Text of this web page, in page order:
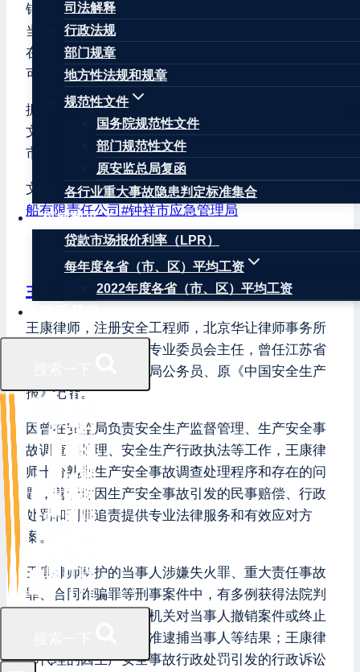
司法解释
行政法规
部门规章
地方性法规和规章
规范性文件
国务院规范性文件
部门规范性文件
原安监总局复函
各行业重大事故隐患判定标准集合
权威数据
贷款市场报价利率（LPR）
每年度各省（市、区）平均工资
2022年度各省（市、区）平均工资
钟祥市应急管理局一位工作人员透露，事故造成3人
当场死亡，2人先是失联，后被发现时已死亡，2人
在医院救治过程中死亡。目前，已排除二次事故的
可能。
据了解，该船厂位于钟祥市文集镇。14日21时许，
文集镇人民政府一位工作人员告诉记者，目前当地
市场监管、应急等多部门正在紧急处理该事故。
文章标签：#湖北省#荆门市#钟祥市#钟祥市威龙造
船有限责任公司 #钟祥市应急管理局
王康律师
王康律师，注册安全工程师，北京华让律师事务所
安全生产和消防安全专业委员会主任，曾任江苏省
扬州市宝应县原安监局公务员、原《中国安全生产
报》记者。
因曾在安监局负责安全生产监督管理、生产安全事
故调查和处理、安全生产行政执法等工作，王康律
师十分熟悉生产安全事故调查处理程序和存在的问
题，善于对因生产安全事故引发的民事赔偿、行政
处罚和刑事追责提供专业法律服务和有效应对方
案。
王康律师辩护的当事人涉嫌失火罪、重大责任事故
罪、合同诈骗罪等刑事案件中，有多例获得法院判
决当事人无罪、公安机关对当事人撤销案件或终止
侦查、检察机关不批准逮捕当事人等结果；王康律
师代理的因生产安全事故行政处罚引发的行政诉讼